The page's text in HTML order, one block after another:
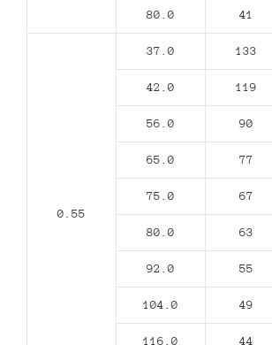
80.0 41
0.55
37.0 133
42.0 119
56.0 90
65.0 77
75.0 67
80.0 63
92.0 55
104.0 49
116.0 44